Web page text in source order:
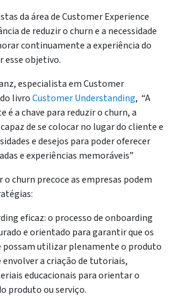
da área de Customer Experience
de reduzir o churn e a necessidade
continuamente a experiência do
esse objetivo.
especialista em Customer
livroCustomer Understanding, “A
é a chave para reduzir o churn, a
de se colocar no lugar do cliente e
e desejos para poder oferecer
e experiências memoráveis”
o churn precoce as empresas podem
eficaz: o processo de onboarding
e orientado para garantir que os
possam utilizar plenamente o produto
envolver a criação de tutoriais,
educacionais para orientar o
produto ou serviço.